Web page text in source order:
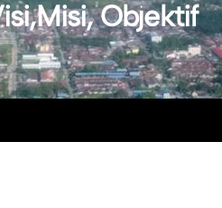
Objektif